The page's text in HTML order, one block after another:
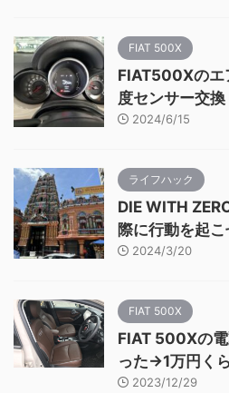
FIAT 500X
FIAT500Xのエ
度センサー交換
2024/6/15
ライフハック
DIE WITH
際に行動を起
2024/3/20
FIAT 500X
FIAT 500Xの
った→1万円く
2023/12/29